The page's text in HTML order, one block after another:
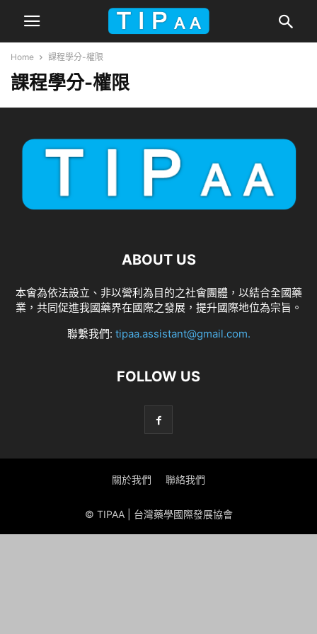
Home 課程學分-權限
課程學分-權限
ABOUT US
本會為依法設立、非以營利為目的之社會團體，以結合全國藥
業，共同促進我國藥界在國際之發展，提升國際地位為宗旨。
聯繫我們: tipaa.assistant@gmail.com.
FOLLOW US
關於我們 聯絡我們
© TIPAA | 台灣藥學國際發展協會